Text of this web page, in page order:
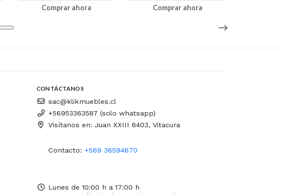
Comprar ahora Comprar ahora
CONTÁCTANOS
sac@klikmuebles.cl
+56953363587 (solo whatsapp)
Visítanos en: Juan XXIII 6403, Vitacura
Contacto: +569 36594670
Lunes de 10:00 h a 17:00 h